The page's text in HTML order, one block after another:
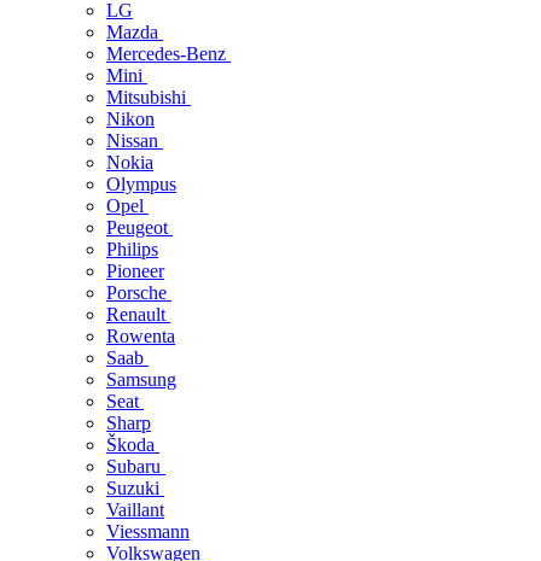
LG
Mazda
Mercedes-Benz
Mini
Mitsubishi
Nikon
Nissan
Nokia
Olympus
Opel
Peugeot
Philips
Pioneer
Porsche
Renault
Rowenta
Saab
Samsung
Seat
Sharp
Škoda
Subaru
Suzuki
Vaillant
Viessmann
Volkswagen